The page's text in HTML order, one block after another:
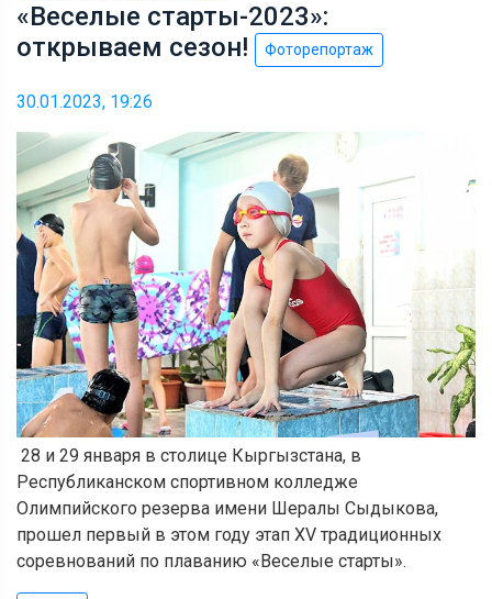
«Веселые старты-2023»:
открываем сезон!
Фоторепортаж
30.01.2023, 19:26
28 и 29 января в столице Кыргызстана, в
Республиканском спортивном колледже
Олимпийского резерва имени Шералы Сыдыкова,
прошел первый в этом году этап XV традиционных
соревнований по плаванию «Веселые старты».